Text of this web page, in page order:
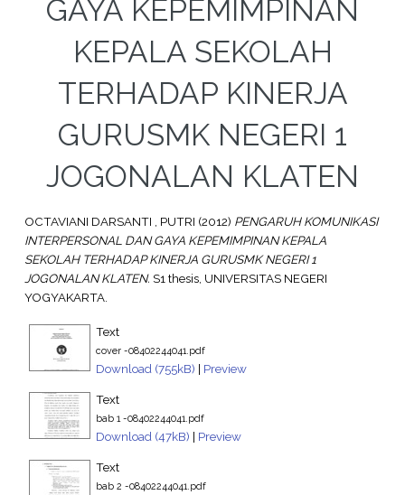
GAYA KEPEMIMPINAN
KEPALA SEKOLAH
TERHADAP KINERJA
GURUSMK NEGERI 1
JOGONALAN KLATEN
OCTAVIANI DARSANTI , PUTRI (2012) PENGARUH KOMUNIKASI
INTERPERSONAL DAN GAYA KEPEMIMPINAN KEPALA
SEKOLAH TERHADAP KINERJA GURUSMK NEGERI 1
JOGONALAN KLATEN. S1 thesis, UNIVERSITAS NEGERI
YOGYAKARTA.
Text
cover -08402244041.pdf
Download (755kB) | Preview
Text
bab 1 -08402244041.pdf
Download (47kB) | Preview
Text
bab 2 -08402244041.pdf